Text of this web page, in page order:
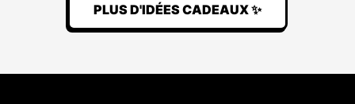
PLUS D'IDÉES CADEAUX ✨